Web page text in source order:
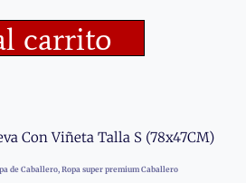
carrito
Con Viñeta Talla S (78x47CM)
de Caballero, Ropa super premium Caballero